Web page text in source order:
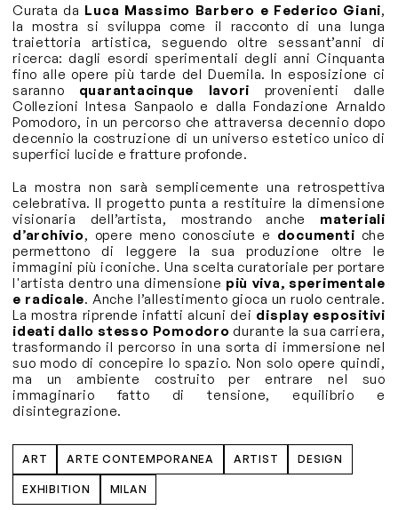
Curata da Luca Massimo Barbero e Federico Giani,
la mostra si sviluppa come il racconto di una lunga
traiettoria artistica, seguendo oltre sessant’anni di
ricerca: dagli esordi sperimentali degli anni Cinquanta
fino alle opere più tarde del Duemila. In esposizione ci
saranno quarantacinque lavori provenienti dalle
Collezioni Intesa Sanpaolo e dalla Fondazione Arnaldo
Pomodoro, in un percorso che attraversa decennio dopo
decennio la costruzione di un universo estetico unico di
superfici lucide e fratture profonde.
La mostra non sarà semplicemente una retrospettiva
celebrativa. Il progetto punta a restituire la dimensione
visionaria dell’artista, mostrando anche materiali
d’archivio, opere meno conosciute e documenti che
permettono di leggere la sua produzione oltre le
immagini più iconiche. Una scelta curatoriale per portare
l'artista dentro una dimensione più viva, sperimentale
e radicale. Anche l’allestimento gioca un ruolo centrale.
La mostra riprende infatti alcuni dei display espositivi
ideati dallo stesso Pomodoro durante la sua carriera,
trasformando il percorso in una sorta di immersione nel
suo modo di concepire lo spazio. Non solo opere quindi,
ma un ambiente costruito per entrare nel suo
immaginario fatto di tensione, equilibrio e
disintegrazione.
ART ARTE CONTEMPORANEA ARTIST DESIGN
EXHIBITION MILAN